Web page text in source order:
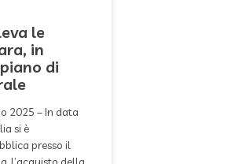
le
in
di
2025 – In data
si è
presso il